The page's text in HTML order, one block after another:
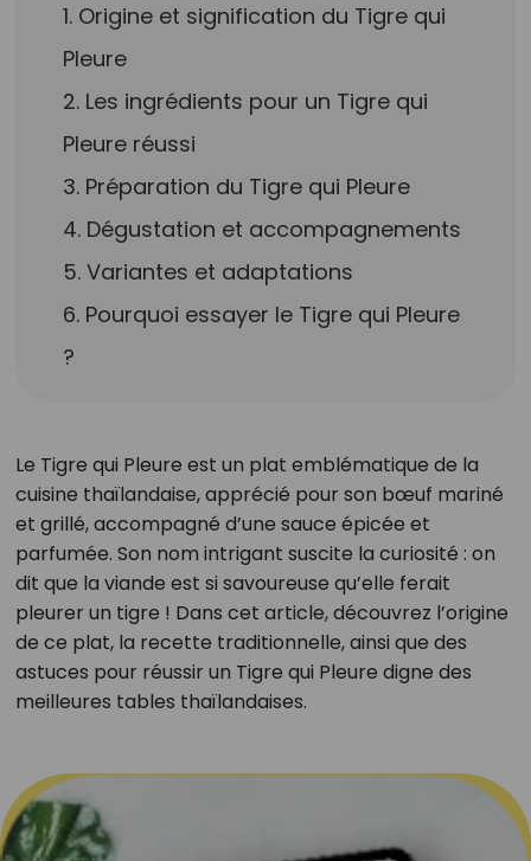
1. Origine et signification du Tigre qui
Pleure
2. Les ingrédients pour un Tigre qui
Pleure réussi
3. Préparation du Tigre qui Pleure
4. Dégustation et accompagnements
5. Variantes et adaptations
6. Pourquoi essayer le Tigre qui Pleure
?
Le Tigre qui Pleure est un plat emblématique de la
cuisine thaïlandaise, apprécié pour son bœuf mariné
et grillé, accompagné d’une sauce épicée et
parfumée. Son nom intrigant suscite la curiosité : on
dit que la viande est si savoureuse qu’elle ferait
pleurer un tigre ! Dans cet article, découvrez l’origine
de ce plat, la recette traditionnelle, ainsi que des
astuces pour réussir un Tigre qui Pleure digne des
meilleures tables thaïlandaises.